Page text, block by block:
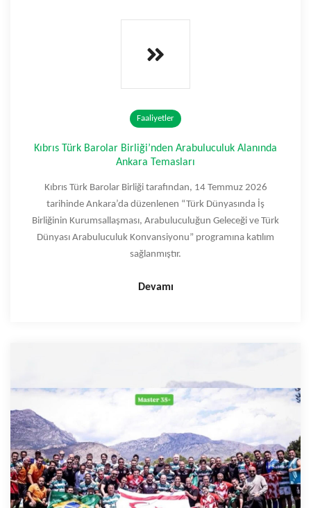
Faaliyetler
Kıbrıs Türk Barolar Birliği’nden Arabuluculuk Alanında
Ankara Temasları
Kıbrıs Türk Barolar Birliği tarafından, 14 Temmuz 2026
tarihinde Ankara’da düzenlenen “Türk Dünyasında İş
Birliğinin Kurumsallaşması, Arabuluculuğun Geleceği ve Türk
Dünyası Arabuluculuk Konvansiyonu” programına katılım
sağlanmıştır.
Devamı